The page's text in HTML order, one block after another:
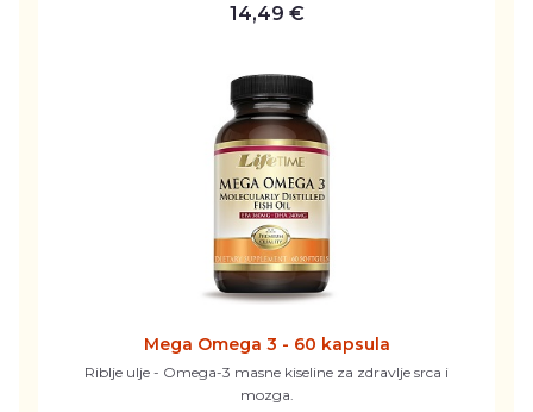
14,49 €
Mega Omega 3 - 60 kapsula
Riblje ulje - Omega-3 masne kiseline za zdravlje srca i
mozga.